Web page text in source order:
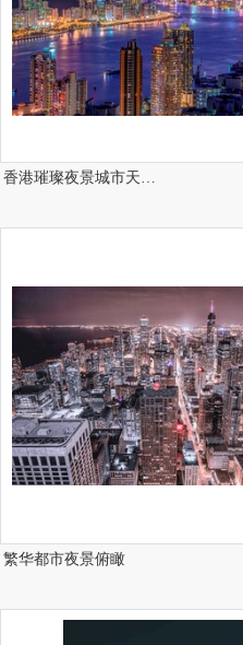
香港璀璨夜景城市天际线
繁华都市夜景俯瞰